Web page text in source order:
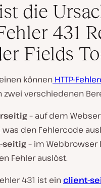
die
431
Fields
können HTTP-
zwei verschiedenen
– auf dem
was den Fehlercode
seitig– im Webbrowser
Fehler auslöst.
431 ist ein client-